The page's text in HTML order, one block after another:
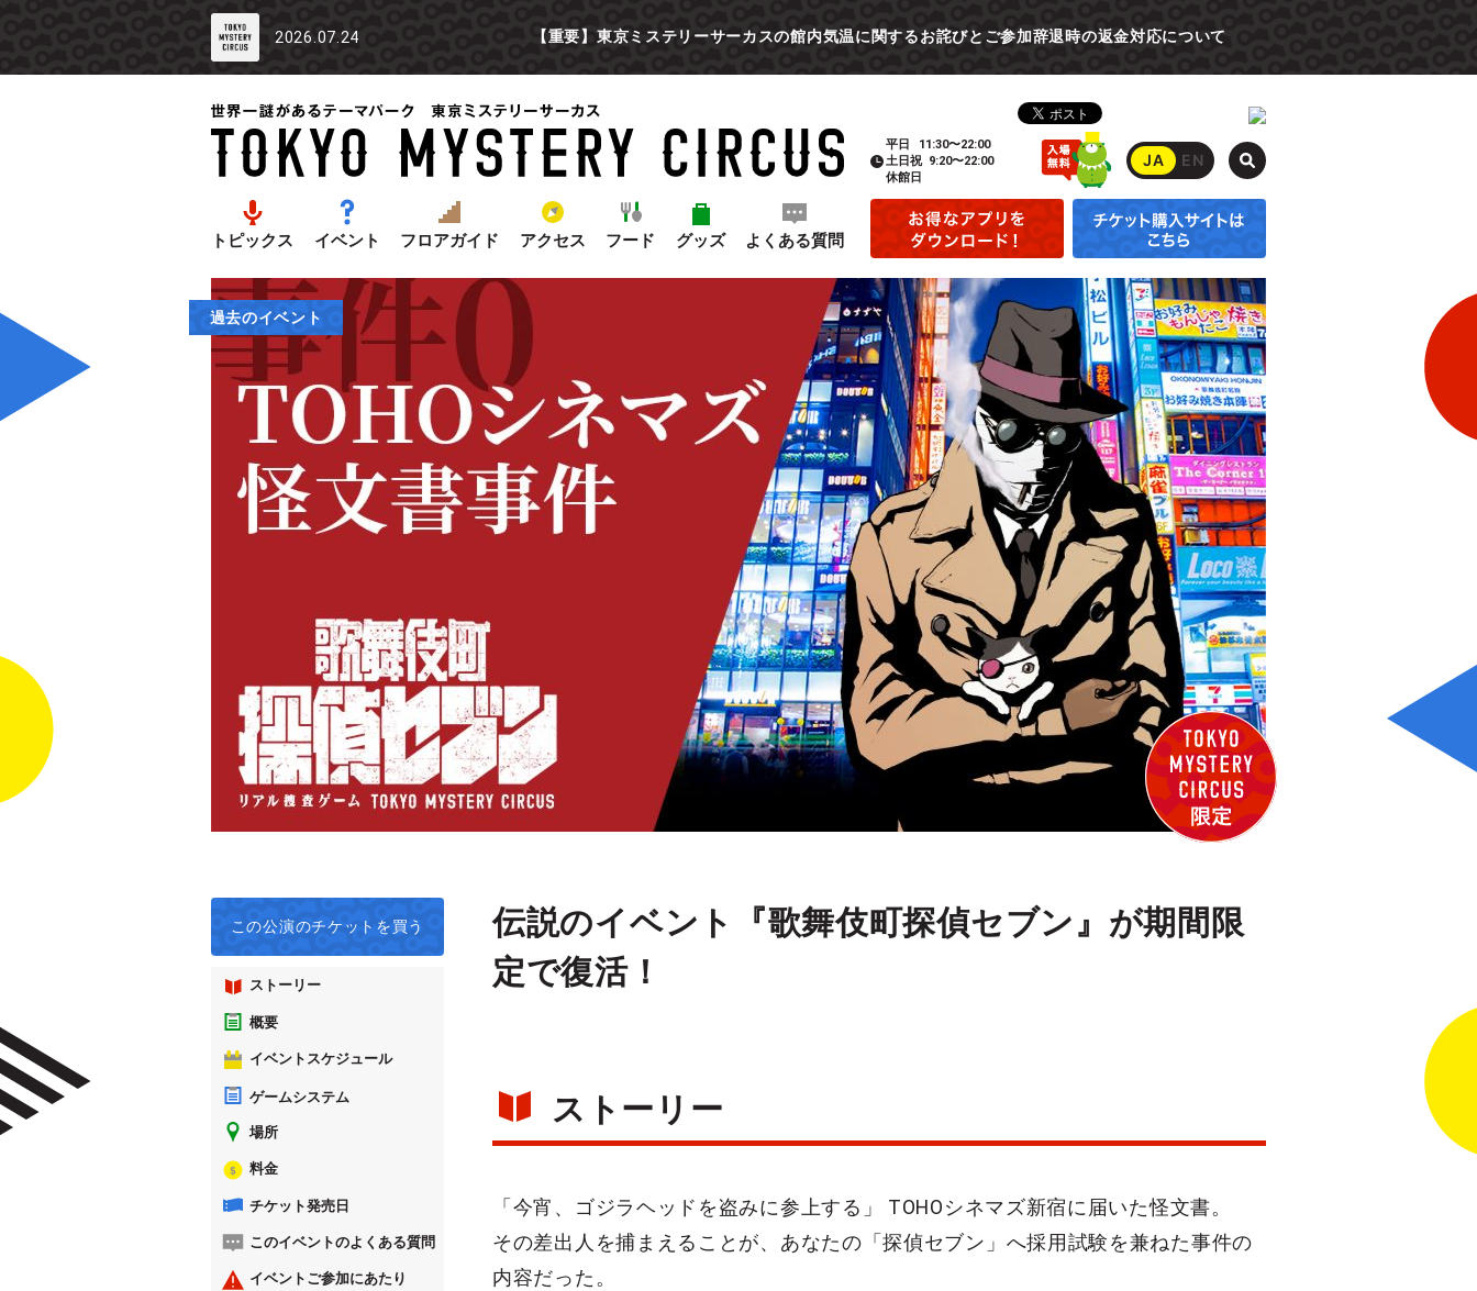
2026.07.24 【重要】東京ミステリーサーカスの館内気温に関するお詫びとご参加辞退時の返金対応について
トピックス イベント フロアガイド アクセス フード グッズ よくある質問
平日
11:30〜22:00
土日祝 9:20〜22:00
休館日
JA EN
過去のイベント
この公演のチケットを買う
ストーリー
概要
イベントスケジュール
ゲームシステム
場所
料金
チケット発売日
このイベントのよくある質問
イベントご参加にあたり
伝説のイベント『歌舞伎町探偵セブン』が期間限
定で復活！
ストーリー
「今宵、ゴジラヘッドを盗みに参上する」 TOHOシネマズ新宿に届いた怪文書。
その差出人を捕まえることが、あなたの「探偵セブン」へ採用試験を兼ねた事件の
内容だった。